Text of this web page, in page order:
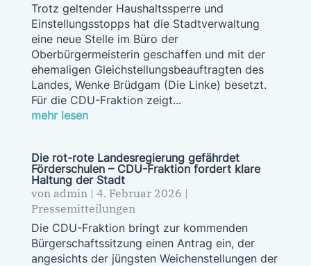
Trotz geltender Haushaltssperre und
Einstellungsstopps hat die Stadtverwaltung
eine neue Stelle im Büro der
Oberbürgermeisterin geschaffen und mit der
ehemaligen Gleichstellungsbeauftragten des
Landes, Wenke Brüdgam (Die Linke) besetzt.
Für die CDU-Fraktion zeigt...
mehr lesen
Die rot-rote Landesregierung gefährdet
Förderschulen – CDU-Fraktion fordert klare
Haltung der Stadt
von admin | 4. Februar 2026 |
Pressemitteilungen
Die CDU-Fraktion bringt zur kommenden
Bürgerschaftssitzung einen Antrag ein, der
angesichts der jüngsten Weichenstellungen der